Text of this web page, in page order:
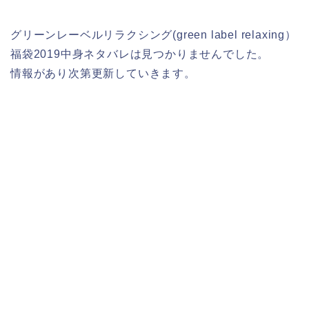
グリーンレーベルリラクシング(green label relaxing）
福袋2019中身ネタバレは見つかりませんでした。
情報があり次第更新していきます。